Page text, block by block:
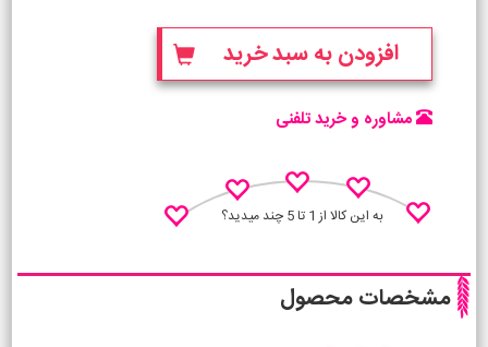
افزودن به سبد خرید
مشاوره و خرید تلفنی
به این کالا از 1 تا 5 چند میدید؟
مشخصات محصول